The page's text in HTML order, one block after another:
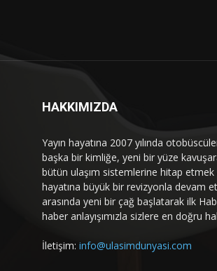
HAKKIMIZDA
Yayın hayatına 2007 yılında
başka bir kimliğe, yeni bir yüze
bütün ulaşım sistemlerine hitap etmek
hayatına büyük bir revizyonla devam
arasında yeni bir çağ başlatarak ilk
haber anlayışımızla sizlere en doğru
İletişim: info@ulasimdunyasi.com